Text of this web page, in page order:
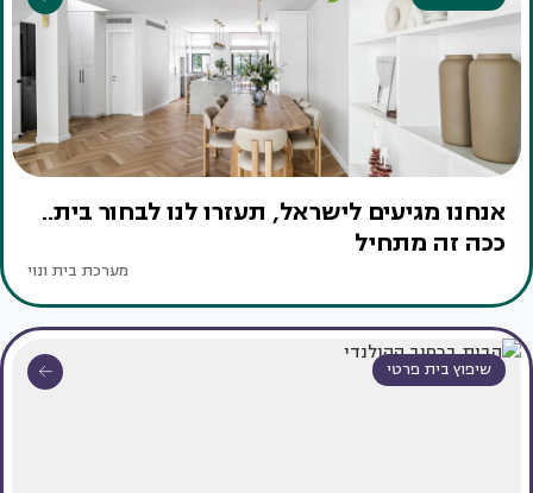
אנחנו מגיעים לישראל, תעזרו לנו לבחור בית..
ככה זה מתחיל
מערכת בית ונוי
שיפוץ בית פרטי